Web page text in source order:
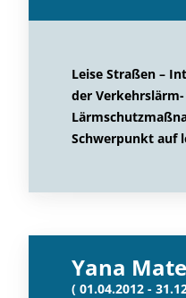
Leise Straßen –
der
Schwerpunkt auf
Yana
( 01.04.2012 -